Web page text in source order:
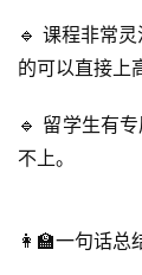
访
问
证
美
🔹 课程非常
的可以直接上
🔹 留学生有
不上。
👩‍🏫一句话总